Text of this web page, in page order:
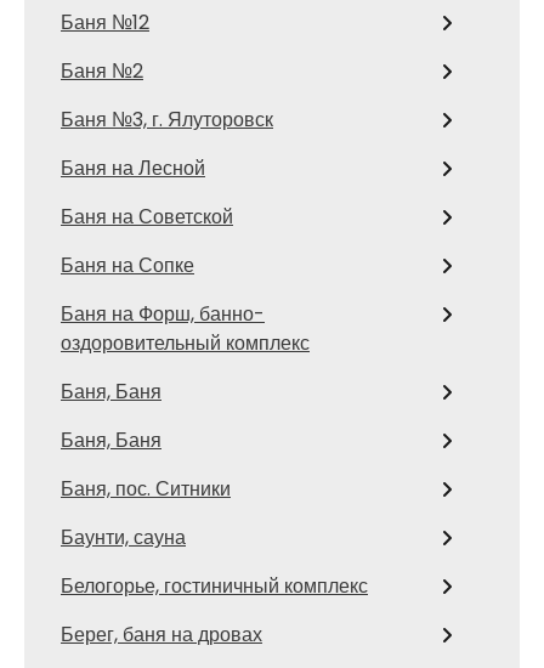
Баня №12
Баня №2
Баня №3, г. Ялуторовск
Баня на Лесной
Баня на Советской
Баня на Сопке
Баня на Форш, банно-
оздоровительный комплекс
Баня, Баня
Баня, Баня
Баня, пос. Ситники
Баунти, сауна
Белогорье, гостиничный комплекс
Берег, баня на дровах